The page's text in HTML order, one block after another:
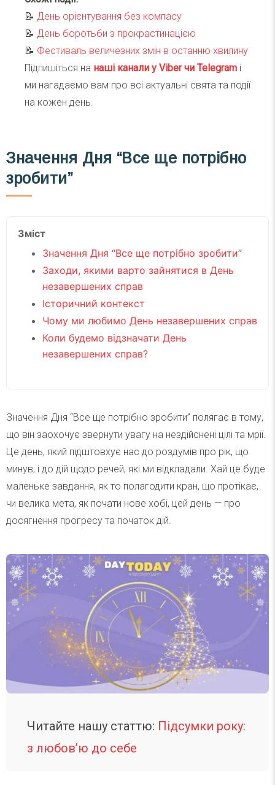
📝 День орієнтування без компасу
📝 День боротьби з прокрастинацією
📝 Фестиваль величезних змін в останню хвилину
Підпишіться на наші канали у Viber чи Telegram і
ми нагадаємо вам про всі актуальні свята та події
на кожен день.
Значення Дня “Все ще потрібно
зробити”
Зміст
Значення Дня “Все ще потрібно зробити”
Заходи, якими варто зайнятися в День
незавершених справ
Історичний контекст
Чому ми любимо День незавершених справ
Коли будемо відзначати День
незавершених справ?
Значення Дня “Все ще потрібно зробити” полягає в тому,
що він заохочує звернути увагу на нездійснені цілі та мрії.
Це день, який підштовхує нас до роздумів про рік, що
минув, і до дій щодо речей, які ми відкладали. Хай це буде
маленьке завдання, як то полагодити кран, що протікає,
чи велика мета, як почати нове хобі, цей день — про
досягнення прогресу та початок дій.
Читайте нашу статтю: Підсумки року:
з любов’ю до себе